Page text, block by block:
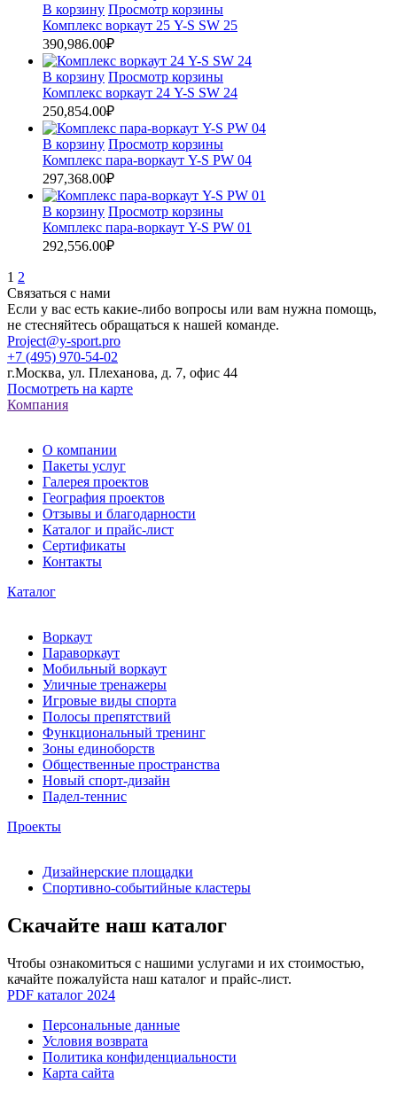
В корзину Просмотр корзины
Комплекс воркаут 25 Y-S SW 25
390,986.00₽
В корзину Просмотр корзины
Комплекс воркаут 24 Y-S SW 24
250,854.00₽
В корзину Просмотр корзины
Комплекс пара-воркаут Y-S PW 04
297,368.00₽
В корзину Просмотр корзины
Комплекс пара-воркаут Y-S PW 01
292,556.00₽
1 2
Связаться с нами
Если у вас есть какие-либо вопросы или вам нужна помощь,
не стесняйтесь обращаться к нашей команде.
Project@y-sport.pro
+7 (495) 970-54-02
г.Москва, ул. Плеханова, д. 7, офис 44
Посмотреть на карте
Компания
О компании
Пакеты услуг
Галерея проектов
География проектов
Отзывы и благодарности
Каталог и прайс-лист
Сертификаты
Контакты
Каталог
Воркаут
Параворкаут
Мобильный воркаут
Уличные тренажеры
Игровые виды спорта
Полосы препятствий
Функциональный тренинг
Зоны единоборств
Общественные пространства
Новый спорт-дизайн
Падел-теннис
Проекты
Дизайнерские площадки
Спортивно-событийные кластеры
Скачайте наш каталог
Чтобы ознакомиться с нашими услугами и их стоимостью,
качайте пожалуйста наш каталог и прайс-лист.
PDF каталог 2024
Персональные данные
Условия возврата
Политика конфиденциальности
Карта сайта